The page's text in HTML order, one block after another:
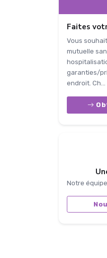
Faites
Vous
mutuelle
garanties/
endroit. Ch...
Notre